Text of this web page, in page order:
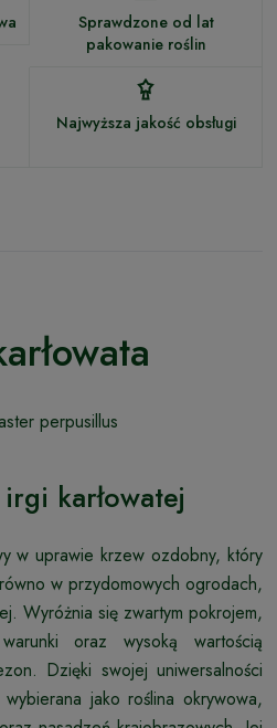
Sprawdzone od lat
pakowanie roślin
Najwyższa jakość obsługi
perpusillus
karłowatej
w uprawie krzew ozdobny, który
w przydomowych ogrodach,
Wyróżnia się zwartym pokrojem,
oraz wysoką wartością
Dzięki swojej uniwersalności
jako roślina okrywowa,